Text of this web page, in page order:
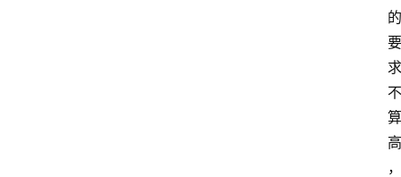
的
要
求
不
算
高
，